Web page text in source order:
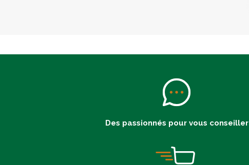
Des passionnés pour vous conseiller